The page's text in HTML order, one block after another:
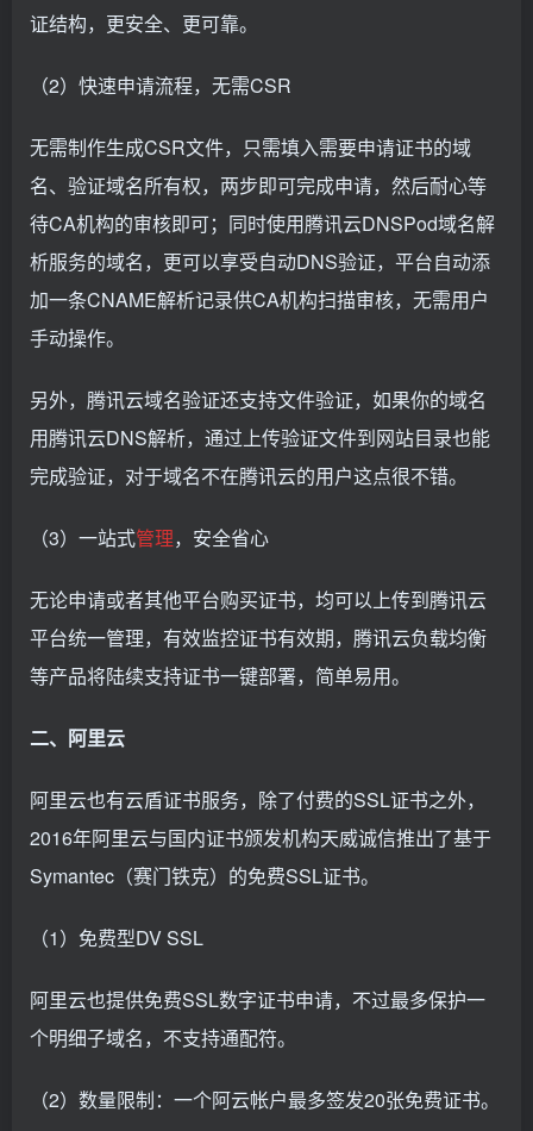
证结构，更安全、更可靠。
（2）快速申请流程，无需CSR
无需制作生成CSR文件，只需填入需要申请证书的域
名、验证域名所有权，两步即可完成申请，然后耐心等
待CA机构的审核即可；同时使用腾讯云DNSPod域名解
析服务的域名，更可以享受自动DNS验证，平台自动添
加一条CNAME解析记录供CA机构扫描审核，无需用户
手动操作。
另外，腾讯云域名验证还支持文件验证，如果你的域名
用腾讯云DNS解析，通过上传验证文件到网站目录也能
完成验证，对于域名不在腾讯云的用户这点很不错。
（3）一站式管理，安全省心
无论申请或者其他平台购买证书，均可以上传到腾讯云
平台统一管理，有效监控证书有效期，腾讯云负载均衡
等产品将陆续支持证书一键部署，简单易用。
二、阿里云
阿里云也有云盾证书服务，除了付费的SSL证书之外，
2016年阿里云与国内证书颁发机构天威诚信推出了基于
Symantec（赛门铁克）的免费SSL证书。
（1）免费型DV SSL
阿里云也提供免费SSL数字证书申请，不过最多保护一
个明细子域名，不支持通配符。
（2）数量限制：一个阿云帐户最多签发20张免费证书。